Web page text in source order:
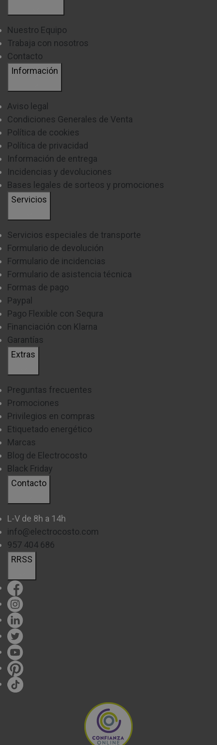
Nuestro Equipo
Trabaja con nosotros
Contacto
Información
Aviso legal
Condiciones Generales de Venta
Política de cookies
Política de privacidad
Información de entrega
Incidencias y devoluciones
Bases legales de sorteos y promociones
Servicios
Servicios especiales de transporte
Formulario de devolución
Formulario de incidencias
Formulario de asistencia técnica
Formas de pago
Paypal
Pago Flexible con Sequra
Financiación con Klarna
Garantías
Extras
Preguntas frecuentes
Promociones
Privilegios en compras
Etiquetado energético
Marcas
Blog de Electrocosto
Black Friday
Contacto
L-V de 8h a 14h
info@electrocosto.com
957 404 686
RRSS